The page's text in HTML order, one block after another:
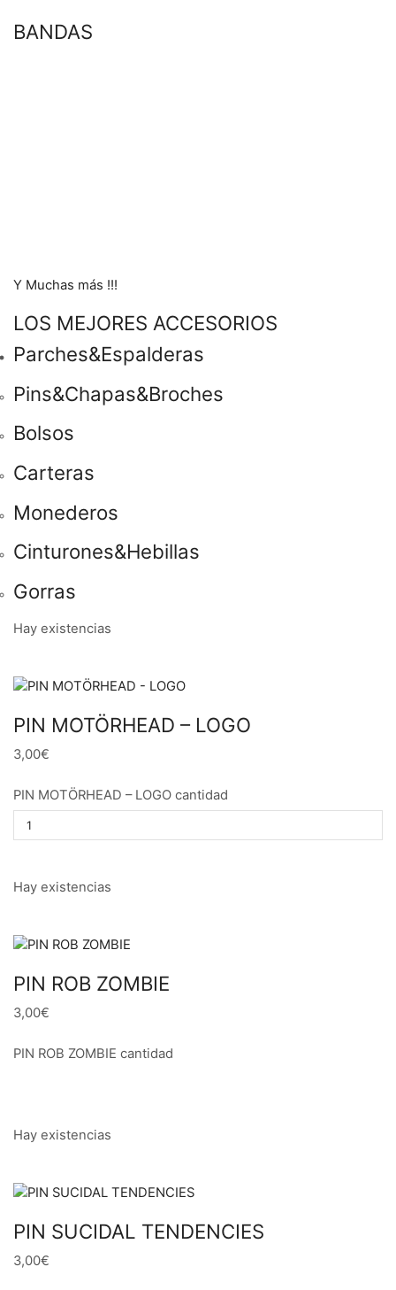
BANDAS
Y Muchas más !!!
LOS MEJORES ACCESORIOS
Parches&Espalderas
Pins&Chapas&Broches
Bolsos
Carteras
Monederos
Cinturones&Hebillas
Gorras
Hay existencias
PIN MOTÖRHEAD – LOGO
3,00€
PIN MOTÖRHEAD – LOGO cantidad
Hay existencias
PIN ROB ZOMBIE
3,00€
PIN ROB ZOMBIE cantidad
Hay existencias
PIN SUCIDAL TENDENCIES
3,00€